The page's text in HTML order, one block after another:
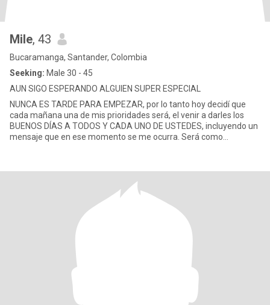
Mile, 43
Bucaramanga, Santander, Colombia
Seeking: Male 30 - 45
AUN SIGO ESPERANDO ALGUIEN SUPER ESPECIAL
NUNCA ES TARDE PARA EMPEZAR, por lo tanto hoy decidí que
cada mañana una de mis prioridades será, el venir a darles los
BUENOS DÍAS A TODOS Y CADA UNO DE USTEDES, incluyendo un
mensaje que en ese momento se me ocurra. Será como